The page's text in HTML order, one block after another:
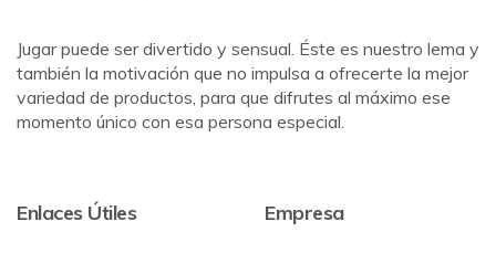
Jugar puede ser divertido y sensual. Éste es nuestro lema y
también la motivación que no impulsa a ofrecerte la mejor
variedad de productos, para que difrutes al máximo ese
momento único con esa persona especial.
Enlaces Útiles Empresa